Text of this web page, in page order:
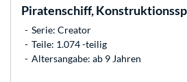
Piratenschiff,
Serie: Creator
Teile: 1.074 -teilig
Altersangabe: ab 9 Jahren